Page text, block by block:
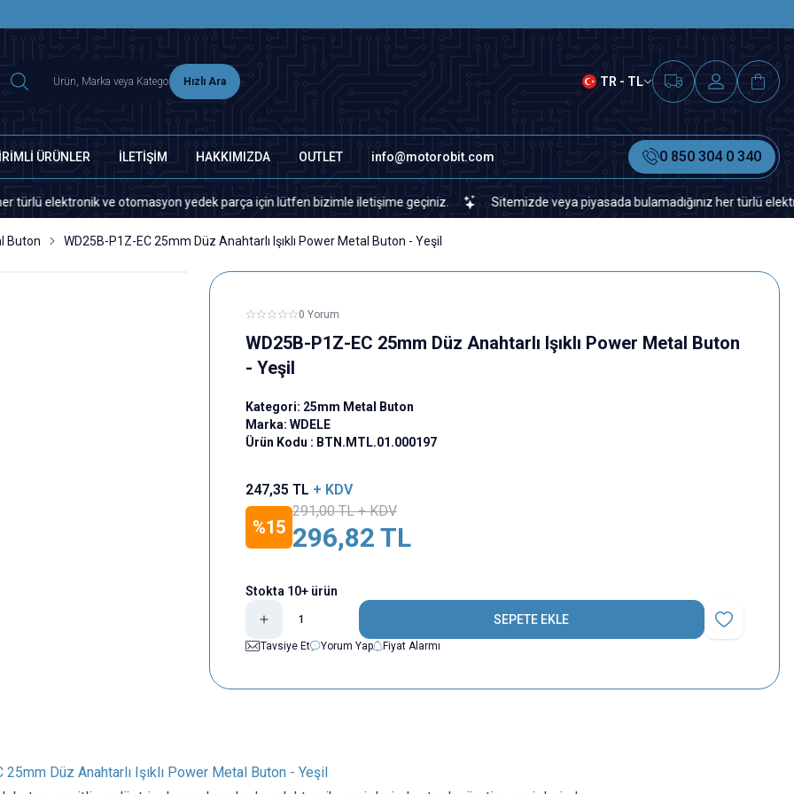
Hızlı Ara TR - TL
ÜRÜNLER İLETİŞİM HAKKIMIZDA OUTLET info@motorobit.com 0 850 304 0 340
ve otomasyon yedek parça için lütfen bizimle iletişime geçiniz. Sitemizde veya piyasada bulamadığınız her türlü elektronik ve
Buton WD25B-P1Z-EC 25mm Düz Anahtarlı Işıklı Power Metal Buton - Yeşil
0 Yorum
WD25B-P1Z-EC 25mm Düz Anahtarlı Işıklı Power Metal Buton
- Yeşil
Kategori: 25mm Metal Buton
Marka: WDELE
Ürün Kodu : BTN.MTL.01.000197
247,35 TL + KDV
%15
291,00TL + KDV
296,82 TL
Stokta 10+ ürün
SEPETE EKLE
Favoriye Ekle
Tavsiye Et
Yorum Yap Fiyat Alarmı
25mm Düz Anahtarlı Işıklı Power Metal Buton - Yeşil